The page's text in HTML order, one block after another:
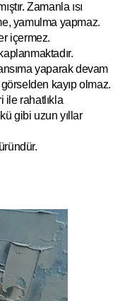
Zamanla ısı
yamulma yapmaz.
içermez.
tadır.
yaparak devam
kayıp olmaz.
ile rahatlıkla
gibi uzun yıllar